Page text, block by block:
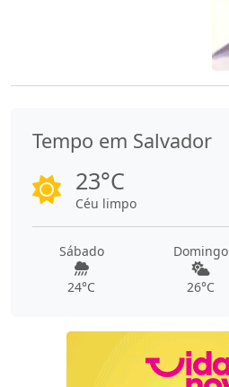
Tempo em Salvador
23°C
Céu limpo
Sábado
24°C
Domingo
26°C